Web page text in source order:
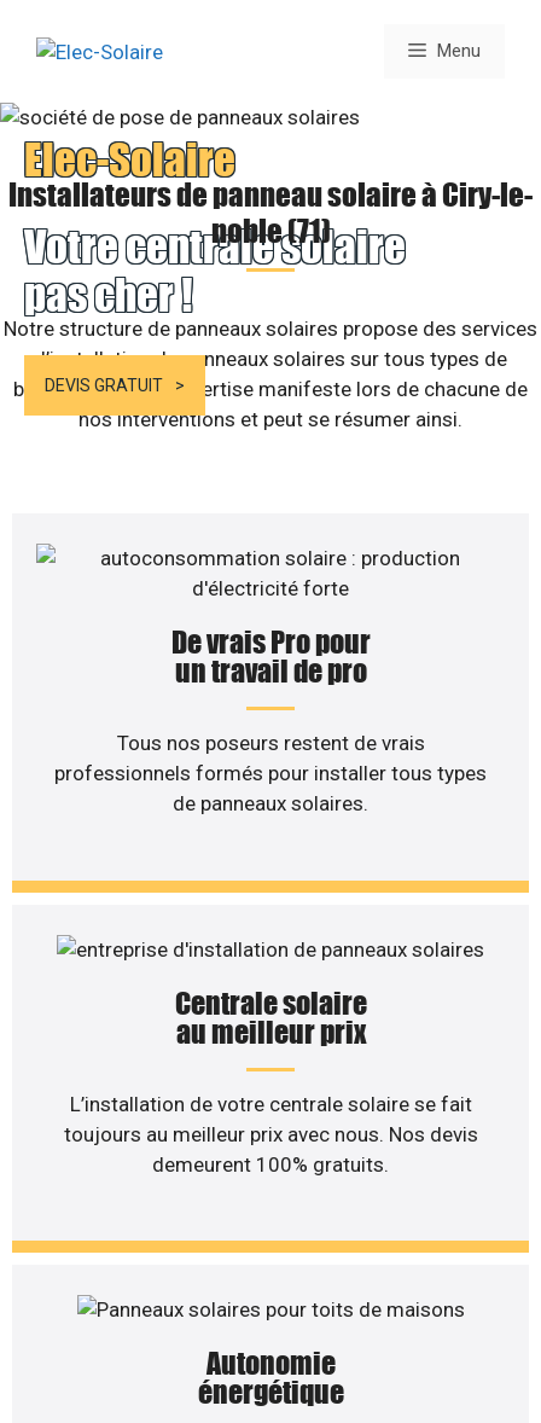
Menu
Elec-Solaire
Votre centrale solaire
pas cher !
DEVIS GRATUIT
Installateurs de panneau solaire à Ciry-le-
noble (71)
Notre structure de panneaux solaires propose des services
d’installation de panneaux solaires sur tous types de
bâtiments. Notre expertise manifeste lors de chacune de
nos interventions et peut se résumer ainsi.
De vrais Pro pour
un travail de pro
Tous nos poseurs restent de vrais
professionnels formés pour installer tous types
de panneaux solaires.
Centrale solaire
au meilleur prix
L’installation de votre centrale solaire se fait
toujours au meilleur prix avec nous. Nos devis
demeurent 100% gratuits.
Autonomie
énergétique